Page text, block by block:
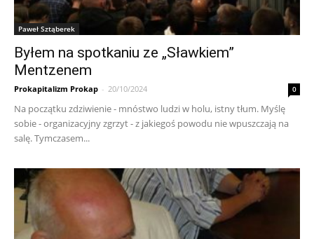
Paweł Sztąberek
Byłem na spotkaniu ze „Sławkiem”
Mentzenem
Prokapitalizm Prokap - 20/10/2024 0
Na początku zdziwienie - mnóstwo ludzi w holu, istny tłum. Myślę
sobie - organizacyjny zgrzyt - z jakiegoś powodu nie wpuszczają na
salę. Tymczasem...